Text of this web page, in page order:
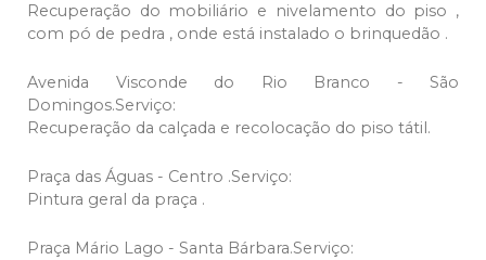
Recuperação do mobiliário e nivelamento do piso ,
com pó de pedra , onde está instalado o brinquedão .
Avenida Visconde do Rio Branco - São
Domingos.Serviço:
Recuperação da calçada e recolocação do piso tátil.
Praça das Águas - Centro .Serviço:
Pintura geral da praça .
Praça Mário Lago - Santa Bárbara.Serviço: